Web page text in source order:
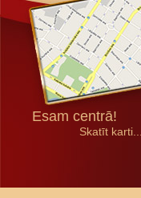
Esam centrā!
Skatīt karti...